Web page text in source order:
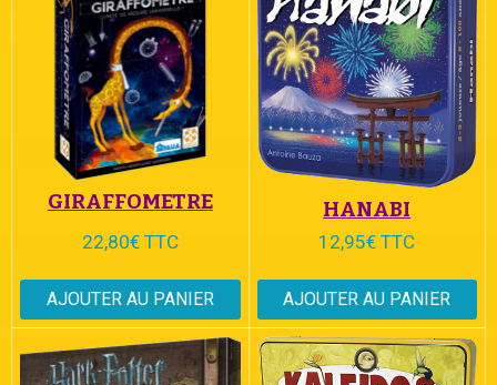
GIRAFFOMETRE
22,80€ TTC
AJOUTER AU PANIER
HANABI
12,95€ TTC
AJOUTER AU PANIER